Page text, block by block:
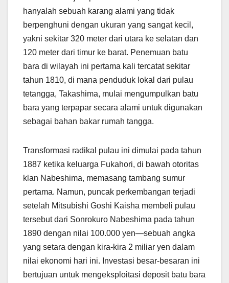
hanyalah sebuah karang alami yang tidak
berpenghuni dengan ukuran yang sangat kecil,
yakni sekitar 320 meter dari utara ke selatan dan
120 meter dari timur ke barat. Penemuan batu
bara di wilayah ini pertama kali tercatat sekitar
tahun 1810, di mana penduduk lokal dari pulau
tetangga, Takashima, mulai mengumpulkan batu
bara yang terpapar secara alami untuk digunakan
sebagai bahan bakar rumah tangga.
Transformasi radikal pulau ini dimulai pada tahun
1887 ketika keluarga Fukahori, di bawah otoritas
klan Nabeshima, memasang tambang sumur
pertama. Namun, puncak perkembangan terjadi
setelah Mitsubishi Goshi Kaisha membeli pulau
tersebut dari Sonrokuro Nabeshima pada tahun
1890 dengan nilai 100.000 yen—sebuah angka
yang setara dengan kira-kira 2 miliar yen dalam
nilai ekonomi hari ini. Investasi besar-besaran ini
bertujuan untuk mengeksploitasi deposit batu bara